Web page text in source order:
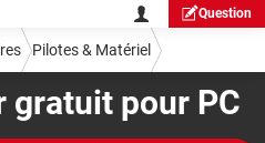
Question
gratuit pour PC
Pilotes & Matériel